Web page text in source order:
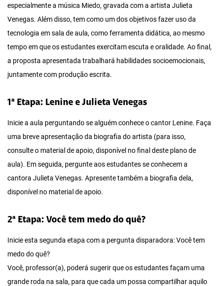
especialmente a música Miedo, gravada com a artista Julieta
Venegas. Além disso, tem como um dos objetivos fazer uso da
tecnologia em sala de aula, como ferramenta didática, ao mesmo
tempo em que os estudantes exercitam escuta e oralidade. Ao final,
a proposta apresentada trabalhará habilidades socioemocionais,
juntamente com produção escrita.
1ª Etapa: Lenine e Julieta Venegas
Inicie a aula perguntando se alguém conhece o cantor Lenine. Faça
uma breve apresentação da biografia do artista (para isso,
consulte o material de apoio, disponível no final deste plano de
aula). Em seguida, pergunte aos estudantes se conhecem a
cantora Julieta Venegas. Apresente também a biografia dela,
disponível no material de apoio.
2ª Etapa: Você tem medo do quê?
Inicie esta segunda etapa com a pergunta disparadora: Você tem
medo do quê?
Você, professor(a), poderá sugerir que os estudantes façam uma
grande roda na sala, para que cada um possa compartilhar aquilo